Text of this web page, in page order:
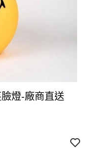
燈-廠商直送